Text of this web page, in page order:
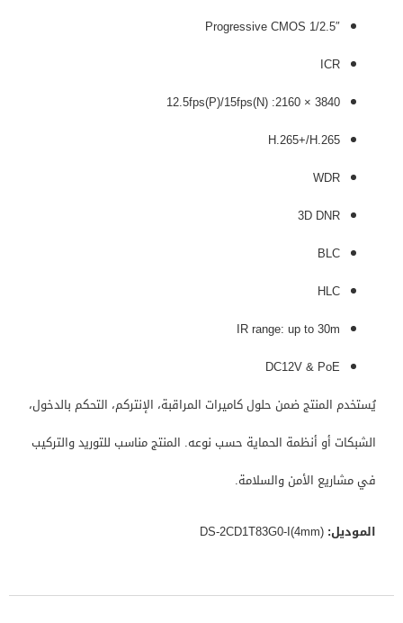
1/2.5″ Progressive CMOS
ICR
3840 × 2160: 12.5fps(P)/15fps(N)
H.265+/H.265
WDR
3D DNR
BLC
HLC
IR range: up to 30m
DC12V & PoE
يُستخدم المنتج ضمن حلول كاميرات المراقبة، الإنتركم، التحكم بالدخول،
الشبكات أو أنظمة الحماية حسب نوعه. المنتج مناسب للتوريد والتركيب
في مشاريع الأمن والسلامة.
الموديل: